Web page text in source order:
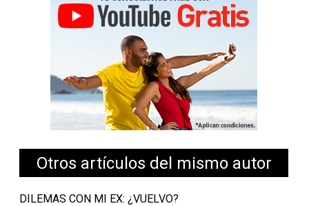
Otros artículos del mismo autor
DILEMAS CON MI EX: ¿VUELVO?